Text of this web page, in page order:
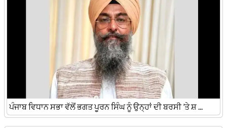
ਪੰਜਾਬ ਵਿਧਾਨ ਸਭਾ ਵੱਲੋਂ ਭਗਤ ਪੂਰਨ ਸਿੰਘ ਨੂੰ ਉਨ੍ਹਾਂ ਦੀ ਬਰਸੀ ’ਤੇ ਸ਼ ...